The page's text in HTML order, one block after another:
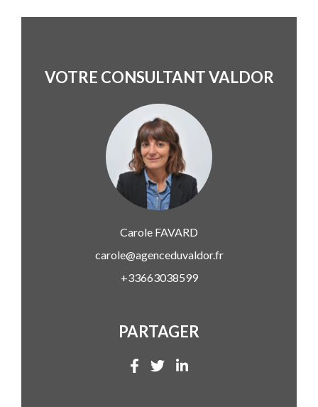
VOTRE CONSULTANT VALDOR
Carole FAVARD
carole@agenceduvaldor.fr
+33663038599
PARTAGER